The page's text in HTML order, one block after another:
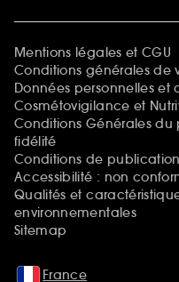
Mentions légales et CGU
Conditions générales de
Données personnelles et
Cosmétovigilance et
Conditions Générales
fidélité
Conditions de
Accessibilité : non
Qualités et
environnementales
Sitemap
France